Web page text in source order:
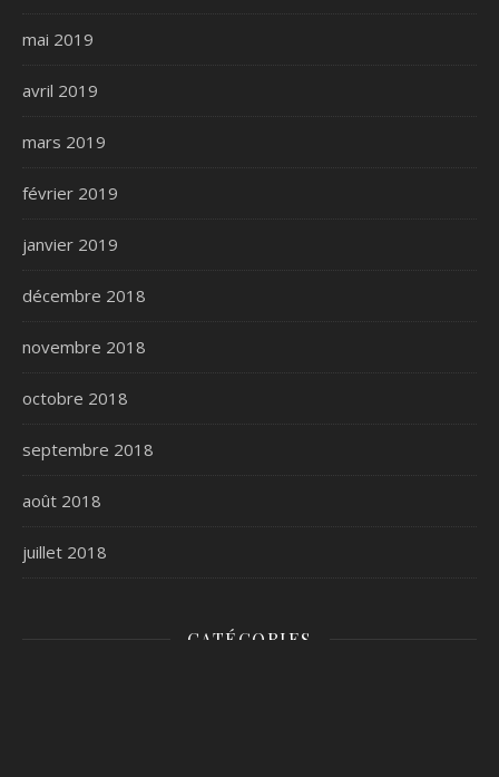
mai 2019
avril 2019
mars 2019
février 2019
janvier 2019
décembre 2018
novembre 2018
octobre 2018
septembre 2018
août 2018
juillet 2018
CATÉGORIES